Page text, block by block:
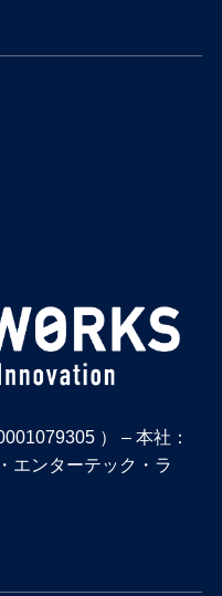
） – 本社：
エンターテック・ラ